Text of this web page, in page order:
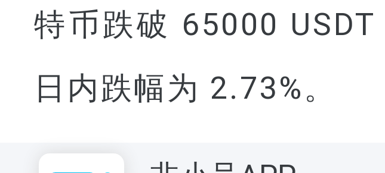
特币跌破 65000
日内跌幅为 2.73%。